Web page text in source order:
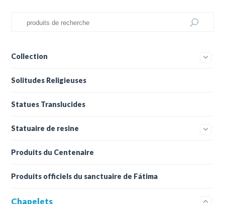
Collection
Solitudes Religieuses
Statues Translucides
Statuaire de resine
Produits du Centenaire
Produits officiels du sanctuaire de Fátima
Chapelets